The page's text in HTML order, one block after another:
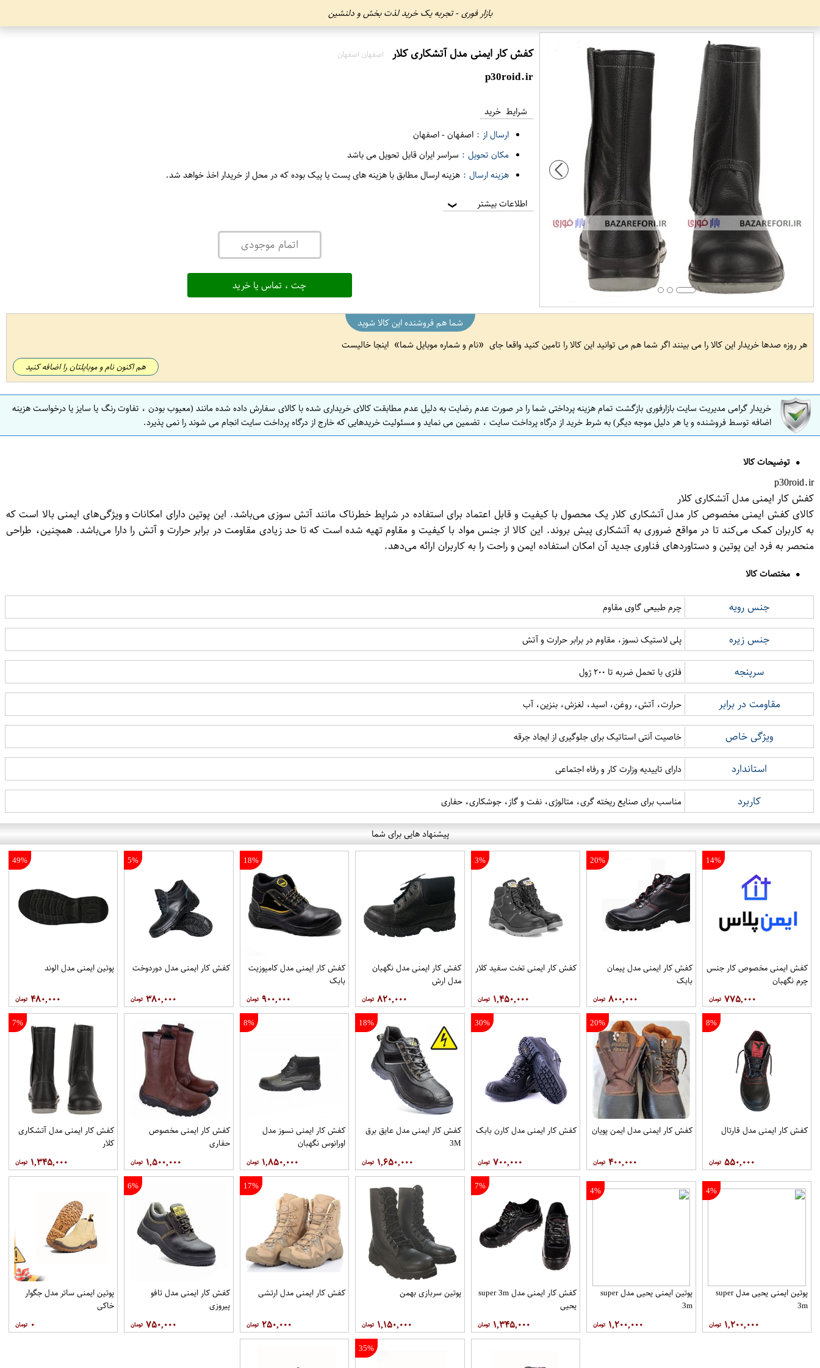
بازار فوری - تجربه یک خرید لذت بخش و دلنشین
کفش کار ایمنی مدل آتشکاری کلار اصفهان اصفهان
p30roid.ir
شرایط خرید
ارسال از : اصفهان-اصفهان
مکان تحویل : سراسر ایران قابل تحویل می باشد
هزینه ارسال : هزینه ارسال مطابق با هزینه های پست یا پیک بوده که در محل از خریدار اخذ خواهد شد.
اطلاعات بیشتر ❯
اتمام موجودی
چت ، تماس یا خرید
شما هم فروشنده این کالا شوید
هر روزه صدها خریدار این کالا را می بینند اگر شما هم می توانید این کالا را تامین کنید واقعا جای
نام و شماره موبایل شما اینجا خالیست
هم اکنون نام و موبایلتان را اضافه کنید
خریدار گرامی مدیریت سایت بازارفوری بازگشت تمام هزینه پرداختی شما را در صورت عدم رضایت به دلیل عدم مطابقت کالای خریداری شده با کالای سفارش داده شده مانند (معیوب بودن ، تفاوت رنگ یا سایز یا درخواست هزینه
اضافه توسط فروشنده و یا هر دلیل موجه دیگر) به شرط خرید از درگاه پرداخت سایت ، تضمین می نماید و مسئولیت خریدهایی که خارج از درگاه پرداخت سایت انجام می شوند را نمی پذیرد.
توضیحات کالا
p30roid.ir
کفش کار ایمنی مدل آتشکاری کلار
کالای کفش ایمنی مخصوص کار مدل آتشکاری کلار یک محصول با کیفیت و قابل اعتماد برای استفاده در شرایط خطرناک مانند آتش سوزی می‌باشد. این پوتین دارای امکانات و ویژگی‌های ایمنی بالا است که
به کاربران کمک می‌کند تا در مواقع ضروری به آتشکاری پیش بروند. این کالا از جنس مواد با کیفیت و مقاوم تهیه شده است که تا حد زیادی مقاومت در برابر حرارت و آتش را دارا می‌باشد. همچنین، طراحی
منحصر به فرد این پوتین و دستاوردهای فناوری جدید آن امکان استفاده ایمن و راحت را به کاربران ارائه می‌دهد.
مختصات کالا
جنس رویه چرم طبیعی گاوی مقاوم
جنس زیره پلی لاستیک نسوز، مقاوم در برابر حرارت و آتش
سرپنجه فلزی با تحمل ضربه تا ۲۰۰ ژول
مقاومت در برابر حرارت، آتش، روغن، اسید، لغزش، بنزین، آب
ویژگی خاص خاصیت آنتی استاتیک برای جلوگیری از ایجاد جرقه
استاندارد دارای تاییدیه وزارت کار و رفاه اجتماعی
کاربرد مناسب برای صنایع ریخته گری، متالوژی، نفت و گاز، جوشکاری، حفاری
پیشنهاد هایی برای شما
14%
کفش ایمنی مخصوص کار جنس
چرم نگهبان
۷۷۵,۰۰۰
20%
کفش کار ایمنی مدل پیمان
بابک
۸۰۰,۰۰۰
3%
کفش کار ايمنی تخت سفيد کلار
۱,۴۵۰,۰۰۰
کفش کار ايمنی مدل نگهبان
مدل ارش
۸۲۰,۰۰۰
18%
کفش کار ايمنی مدل کامپوزيت
بابک
۹۰۰,۰۰۰
5%
کفش کار ایمنی مدل دوردوخت
۳۸۰,۰۰۰
49%
پوتين ايمنی مدل الوند
۴۸۰,۰۰۰
8%
کفش کار ايمنی مدل قارتال
۵۵۰,۰۰۰
20%
کفش کار ايمنی مدل ايمن پويان
۴۰۰,۰۰۰
30%
کفش کار ايمنی مدل کارن بابک
۷۰۰,۰۰۰
18%
کفش کار ایمنی مدل عایق برق
3M
۱,۶۵۰,۰۰۰
8%
کفش کار ايمنی نسوز مدل
اورانوس نگهبان
۱,۸۵۰,۰۰۰
کفش کار ایمنی مخصوص
حفاری
۱,۵۰۰,۰۰۰
7%
کفش کار ایمنی مدل آتشکاری
کلار
۱,۳۴۵,۰۰۰
4%
پوتین ایمنی یحیی مدل super
3m
۱,۲۰۰,۰۰۰
4%
پوتین ایمنی یحیی مدل super
3m
۱,۲۰۰,۰۰۰
7%
کفش کار ایمنی مدل super 3m
یحیی
۱,۳۴۵,۰۰۰
پوتین سربازی بهمن
۱,۱۵۰,۰۰۰
17%
کفش کار ایمنی مدل ارتشی
۲۵۰,۰۰۰
6%
کفش کار ایمنی مدل تافو
پیروزی
۷۵۰,۰۰۰
پوتین ایمنی ساتر مدل جگوار
خاکی
۰
35%